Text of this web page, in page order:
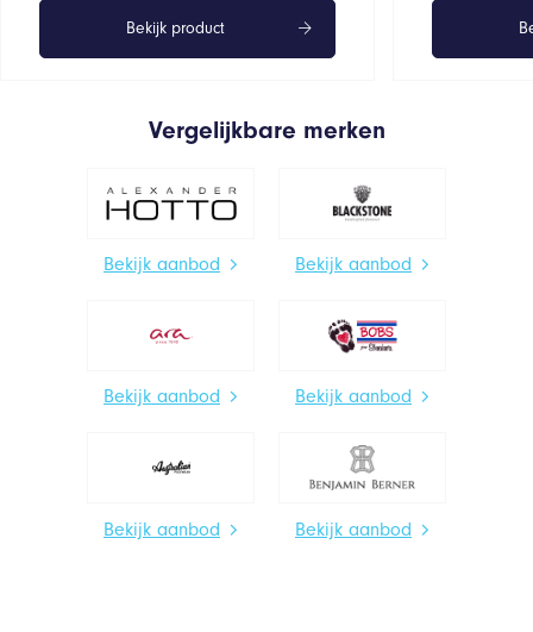
Bekijk product
Vergelijkbare merken
Bekijk aanbod Bekijk aanbod
Bekijk aanbod Bekijk aanbod
Bekijk aanbod Bekijk aanbod